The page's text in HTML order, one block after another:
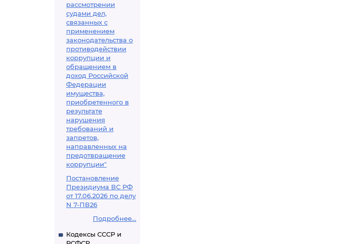
рассмотрении
судами дел,
связанных с
применением
законодательства о
противодействии
коррупции и
обращением в
доход Российской
Федерации
имущества,
приобретенного в
результате
нарушения
требований и
запретов,
направленных на
предотвращение
коррупции"
Постановление
Президиума ВС РФ
от 17.06.2026 по делу
N 7-ПВ26
Подробнее...
Кодексы СССР и